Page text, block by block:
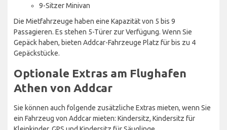
9-Sitzer Minivan
Die Mietfahrzeuge haben eine Kapazität von 5 bis 9
Passagieren. Es stehen 5-Türer zur Verfügung. Wenn Sie
Gepäck haben, bieten Addcar-Fahrzeuge Platz für bis zu 4
Gepäckstücke.
Optionale Extras am Flughafen
Athen von Addcar
Sie können auch folgende zusätzliche Extras mieten, wenn Sie
ein Fahrzeug von Addcar mieten: Kindersitz, Kindersitz für